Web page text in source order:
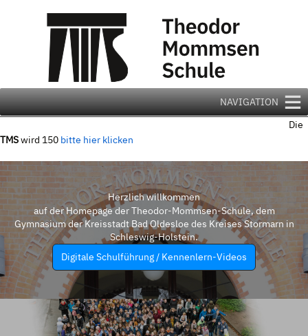
NAVIGATION
Die
TMSwird 150 bitte hier klicken
Herzlich willkommen
auf der Homepage der Theodor-Mommsen-Schule, dem
Gymnasium der Kreisstadt Bad Oldesloe des Kreises Stormarn in
Schleswig-Holstein.
Digitale Schulführung / Kennenlern-Videos